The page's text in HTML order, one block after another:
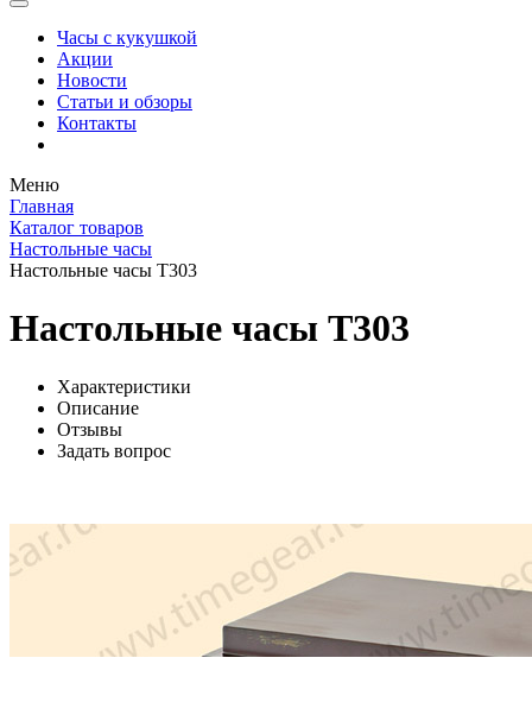
Часы с кукушкой
Акции
Новости
Статьи и обзоры
Контакты
Меню
Главная
Каталог товаров
Настольные часы
Настольные часы T303
Настольные часы T303
Характеристики
Описание
Отзывы
Задать вопрос